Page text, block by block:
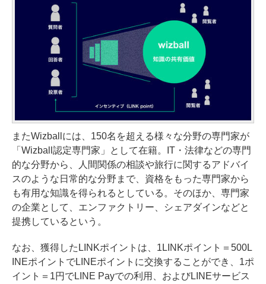
またWizballには、150名を超える様々な分野の専門家が
「Wizball認定専門家」として在籍。IT・法律などの専門
的な分野から、人間関係の相談や旅行に関するアドバイ
スのような日常的な分野まで、資格をもった専門家から
も有用な知識を得られるとしている。そのほか、専門家
の企業として、エンファクトリー、シェアダインなどと
提携しているという。
なお、獲得したLINKポイントは、1LINKポイント＝500L
INEポイントでLINEポイントに交換することができ、1ポ
イント＝1円でLINE Payでの利用、およびLINEサービス